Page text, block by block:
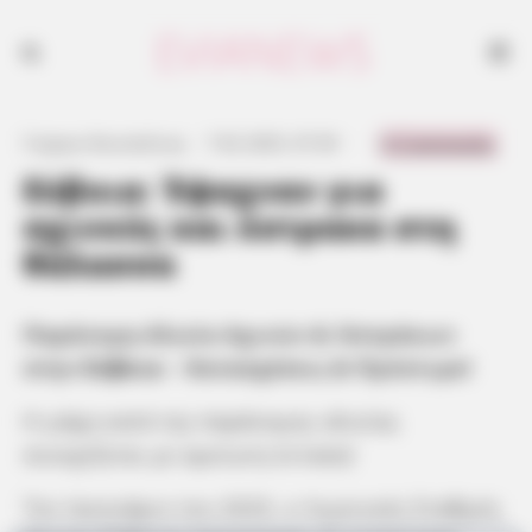
Εύβοια: Έψαχναν για
αχινούς και όστρακα στη
θάλασσα
Παράνομη Αλιεία Αχινών & Οστράκων